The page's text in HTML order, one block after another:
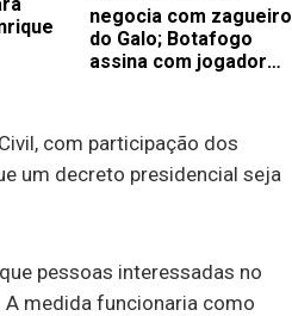
negocia com zagueiro
do Galo; Botafogo
assina com jogador
com participação dos
um decreto presidencial seja
pessoas interessadas no
medida funcionaria como